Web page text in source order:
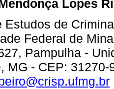
Lopes
Estudos de
Federal de
Pampulha ‑
MG - CEP: